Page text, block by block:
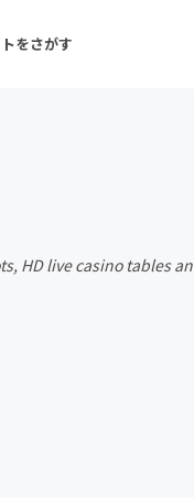
をさがす
・パフォーマンス
HD live casino tables an